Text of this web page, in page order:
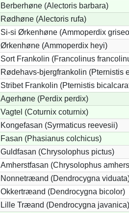
Berberhøne (Alectoris barbara)
Rødhøne (Alectoris rufa)
Si-si Ørkenhøne (Ammoperdix
Ørkenhøne (Ammoperdix heyi)
Sort Frankolin (Francolinus
Rødehavs-bjergfrankolin (Pternistis
Stribet Frankolin (Pternistis
Agerhøne (Perdix perdix)
Vagtel (Coturnix coturnix)
Kongefasan (Syrmaticus reevesii)
Fasan (Phasianus colchicus)
Guldfasan (Chrysolophus pictus)
Amherstfasan (Chrysolophus
Nonnetræand (Dendrocygna
Okkertræand (Dendrocygna bicolor)
Lille Træand (Dendrocygna javanica)